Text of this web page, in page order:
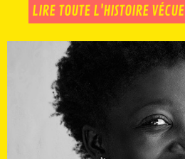
LIRE TOUTE L'HISTOIRE VÉCUE